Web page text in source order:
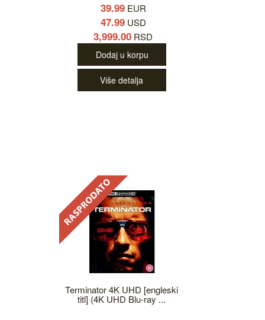
39.99EUR
47.99USD
3,999.00 RSD
Dodaj u korpu
Više detalja
Terminator 4K UHD [engleski
titl] (4K UHD Blu-ray ...